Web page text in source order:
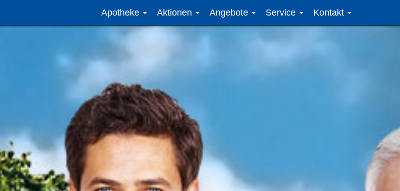
Apotheke Aktionen Angebote Service Kontakt